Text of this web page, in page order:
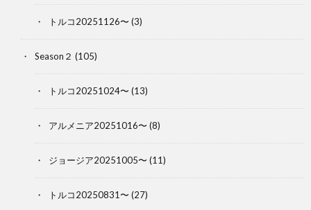
トルコ20251126〜 (3)
Season２ (105)
トルコ20251024〜 (13)
アルメニア20251016〜 (8)
ジョージア20251005〜 (11)
トルコ20250831〜 (27)